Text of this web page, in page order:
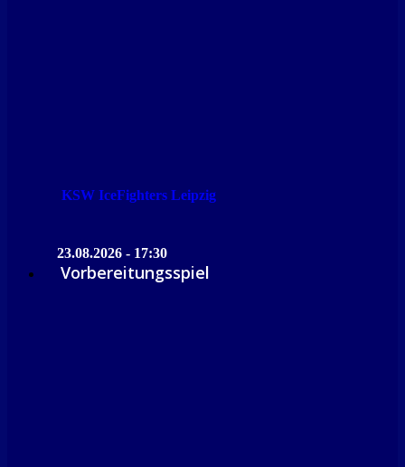
KSW IceFighters Leipzig
23.08.2026 - 17:30
Vorbereitungsspiel